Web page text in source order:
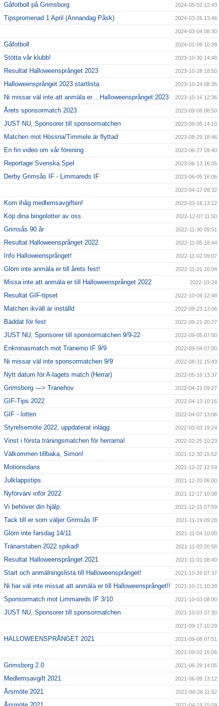
Gåfotboll på Grimsborg 2024-05-02 12:43
Tipspromenad 1 April (Annandag Påsk) 2024-03-26 13:46
2024-03-04 08:30
Gåfotboll 2024-01-09 10:39
Stötta vår klubb! 2023-10-30 14:48
Resultat Halloweensprånget 2023 2023-10-28 18:50
Halloweensprånget 2023 startlista 2023-10-24 08:35
Ni missar väl inte att anmäla er....Halloweensprånget 2023 2023-10-16 12:36
Årets sponsormatch 2023 2023-09-06 08:50
JUST NU, Sponsorer till sponsormatchen 2023-09-05 14:10
Matchen mot Hössna/Timmele är flyttad 2023-08-29 18:46
En fin video om vår förening 2023-06-27 09:40
Reportage Svenska Spel 2023-06-13 16:05
Derby Grimsås IF - Limmareds IF 2023-06-05 16:06
2023-04-17 09:32
Kom ihåg medlemsavgiften! 2023-03-16 13:12
Köp dina bingolotter av oss 2022-12-07 11:50
Grimsås 90 år 2022-11-30 09:51
Resultat Halloweensprånget 2022 2022-11-05 18:44
Info Halloweensprånget! 2022-11-02 09:07
Glöm inte anmäla er till årets fest! 2022-11-01 10:04
Missa inte att anmäla er till Halloweensprånget 2022 2022-10-24
Resultat GIF-tipset 2022-10-09 12:48
Matchen ikväll är inställd 2022-09-23 13:06
Bäddat för fest 2022-09-21 20:27
JUST NU, Sponsorer till sponsormatchen 9/9-22 2022-09-05 07:00
Enkronasmatch mot Tranemo IF 9/9 2022-09-04 07:00
Ni missar väl inte sponsormatchen 9/9 2022-08-31 15:43
Nytt datum för A-lagets match (Herrar) 2022-05-16 13:37
Grimsborg —> Tranehov 2022-04-21 09:27
GIF-Tips 2022 2022-04-13 10:16
GIF - lotten 2022-04-07 13:06
Styrelsemöte 2022, uppdaterat inlägg 2022-03-03 19:24
Vinst i första träningsmatchen för herrarna! 2022-02-25 10:23
Välkommen tillbaka, Simon! 2021-12-30 15:52
Motionsdans 2021-12-22 12:59
Julklappstips 2021-12-20 06:00
Nyförvärv inför 2022 2021-12-17 10:08
Vi behöver din hjälp. 2021-12-15 07:59
Tack till er som väljer Grimsås IF 2021-11-19 09:28
Glöm inte farsdag 14/11 2021-11-04 10:00
Tränarstaben 2022 spikad! 2021-11-03 20:58
Resultat Halloweensprånget 2021 2021-11-01 08:40
Start och anmälningslista till Halloweensprånget! 2021-10-26 07:37
Ni har väl inte missat att anmäla er till Halloweensprånget!! 2021-10-21 10:28
Sponsormatch mot Limmareds IF 3/10 2021-10-03 08:00
JUST NU, Sponsorer till sponsormatchen 2021-10-03 07:30
2021-09-17 10:29
HALLOWEENSPRÅNGET 2021 2021-09-08 07:51
2021-09-02 15:06
Grimsborg 2.0 2021-06-29 14:05
Medlemsavgift 2021 2021-06-09 13:12
Årsmöte 2021 2021-04-26 11:52